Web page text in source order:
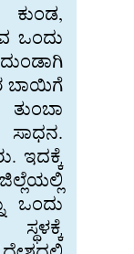
ಒಂದು
ಬಾಯಿಗೆ
ಸಾಧನ.
ಇದಕ್ಕೆ
ಒಂದು